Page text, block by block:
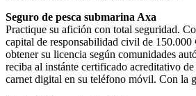
Seguro de pesca submarina Axa
Practique su afición con total seguridad.
capital de responsabilidad civil de 150.000
obtener su licencia según comunidades
reciba al instánte certificado acreditativo
carnet digital en su teléfono móvil. Con la